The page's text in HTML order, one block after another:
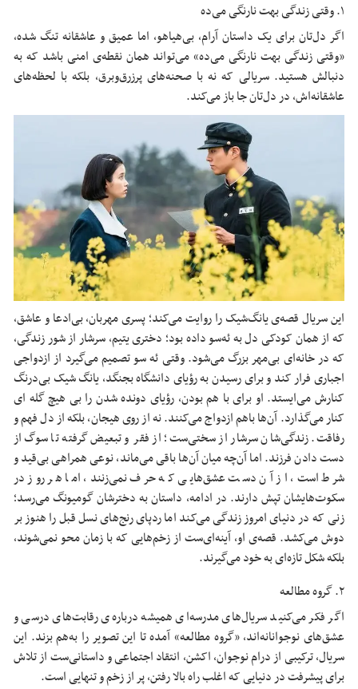
۱. وقتی زندگی بهت نارنگی می‌ده
اگر دل‌تان برای یک داستان آرام، بی‌هیاهو، اما عمیق و عاشقانه تنگ شده،
«وقتی زندگی بهت نارنگی می‌ده» می‌تواند همان نقطه‌ی امنی باشد که به
دنبالش هستید. سریالی که نه با صحنه‌های پرزرق‌وبرق، بلکه با لحظه‌های
عاشقانه‌اش، در دل‌تان جا باز می‌کند.
این سریال قصه‌ی یانگ‌شیک را روایت می‌کند؛ پسری مهربان، بی‌ادعا و عاشق،
که از همان کودکی دل به ئه‌سو داده بود؛ دختری یتیم، سرشار از شور زندگی،
که در خانه‌ای بی‌مهر بزرگ می‌شود. وقتی ئه سو تصمیم می‌گیرد از ازدواجی
اجباری فرار کند و برای رسیدن به رؤیای دانشگاه بجنگد، یانگ شیک بی‌درنگ
کنارش می‌ایستد. او برای با هم بودن، رؤیای دونده شدن را بی هیچ گله ای
کنار می‌گذارد.‌ آن‌ها باهم ازدواج می‌کنند. نه از روی هیجان، بلکه از دل فهم و
رفاقت. زندگی‌شان سرشار از سختی‌ست؛ از فقر و تبعیض گرفته تا سوگ از
دست دادن فرزند. اما آن‌چه میان آن‌ها باقی می‌ماند، نوعی همراهی بی‌قید و
شرط است، از آن دست عشق‌هایی که حرف نمی‌زنند، اما هر روز در
سکوت‌هایشان تپش دارند. در ادامه، داستان به دخترشان گومیونگ می‌رسد؛
زنی که در دنیای امروز زندگی می‌کند اما ردپای رنج‌های نسل قبل را هنوز بر
دوش می‌کشد. قصه‌ی او، آینه‌ای‌ست از زخم‌هایی که با زمان محو نمی‌شوند،
بلکه شکل تازه‌ای به خود می‌گیرند.
۲. گروه مطالعه
اگر فکر می‌کنید سریال‌های مدرسه‌ای همیشه درباره‌ی رقابت‌های درسی و
عشق‌های نوجوانانه‌اند، «گروه مطالعه» آمده تا این تصویر را به‌هم بزند. این
سریال، ترکیبی از درام نوجوان، اکشن، انتقاد اجتماعی و داستانی‌ست از تلاش
برای پیشرفت در دنیایی که اغلب راه بالا رفتن، پر از زخم و تنهایی است.